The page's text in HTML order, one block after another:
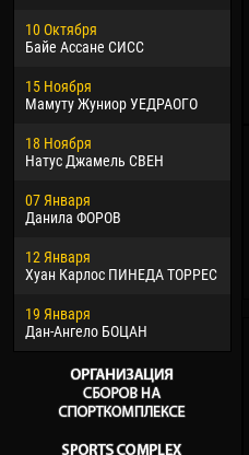
10 Октября
Байе Ассане СИСС
15 Ноября
Мамуту Жуниор УЕДРАОГО
18 Ноября
Натус Джамель СВЕН
07 Января
Данила ФОРОВ
12 Января
Хуан Карлос ПИНЕДА ТОРРЕС
19 Января
Дан-Ангело БОЦАН